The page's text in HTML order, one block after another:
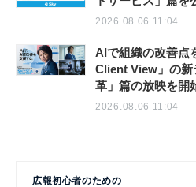
2026.08.06 11:04
AIで組織の改善点
Client View」の新
革」篇の放映を開
2026.08.06 11:04
広報初心者のための